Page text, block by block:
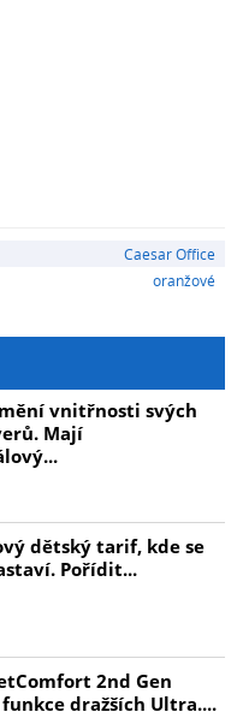
Caesar Office
oranžové
vnitřnosti svých
Mají
dětský tarif, kde se
Pořídit...
2nd Gen
dražších Ultra....